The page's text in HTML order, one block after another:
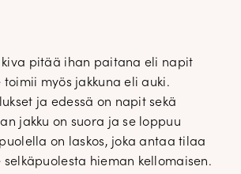
kiva pitää ihan paitana eli napit
toimii myös jakkuna eli auki.
ja edessä on napit sekä
jakku on suora ja se loppuu
on laskos, joka antaa tilaa
selkäpuolesta hieman kellomaisen.